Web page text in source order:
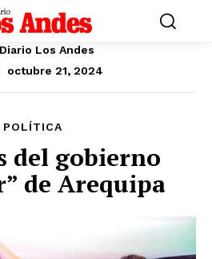
Diario Los Andes
octubre 21, 2024
POLÍTICA
del gobierno
de Arequipa